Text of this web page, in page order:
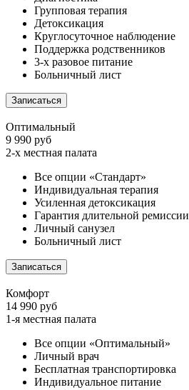
Групповая терапия
Детоксикация
Круглосуточное наблюдение
Поддержка родственников
3-х разовое питание
Больничный лист
Записаться
Оптимальный
9 990 руб
2-х местная палата
Все опции «Стандарт»
Индивидуальная терапия
Усиленная детоксикация
Гарантия длительной ремиссии
Личный санузел
Больничный лист
Записаться
Комфорт
14 990 руб
1-я местная палата
Все опции «Оптимальный»
Личный врач
Бесплатная транспортировка
Индивидуальное питание